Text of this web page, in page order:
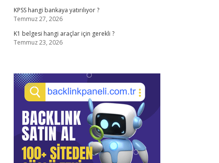
KPSS hangi bankaya yatırılıyor ?
Temmuz 27, 2026
K1 belgesi hangi araçlar için gerekli ?
Temmuz 23, 2026